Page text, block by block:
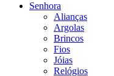
Senhora
Alianças
Argolas
Brincos
Fios
Jóias
Relógios